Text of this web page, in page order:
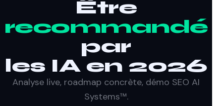
Être
recommandé
par
les IA en 2026
Analyse live, roadmap concrète, démo SEO AI
Systems™.